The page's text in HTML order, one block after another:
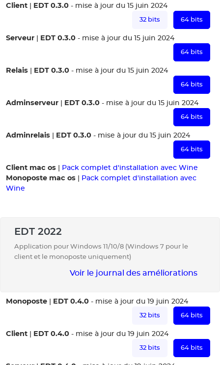
Client EDT 0.3.0 - mise à jour du 15 juin 2024
32 bits 64 bits
Serveur EDT 0.3.0 - mise à jour du 15 juin 2024
64 bits
Relais EDT 0.3.0 - mise à jour du 15 juin 2024
64 bits
Adminserveur EDT 0.3.0 - mise à jour du 15 juin 2024
64 bits
Adminrelais EDT 0.3.0 - mise à jour du 15 juin 2024
64 bits
Client mac os Pack complet d'installation avec Wine
Monoposte mac os
Pack complet d'installation avec
Wine
EDT 2022
Application pour Windows 11/10/8 (Windows 7 pour le
client et le monoposte uniquement)
Voir le journal des améliorations
Monoposte EDT 0.4.0 - mise à jour du 19 juin 2024
32 bits 64 bits
Client EDT 0.4.0 - mise à jour du 19 juin 2024
32 bits 64 bits